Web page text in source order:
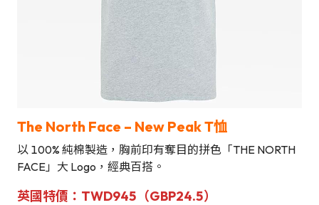
The North Face – New Peak T恤
以 100% 純棉製造，胸前印有奪目的拼色「THE NORTH
FACE」大 Logo，經典百搭。
英國特價 ： TWD945（GBP24.5）